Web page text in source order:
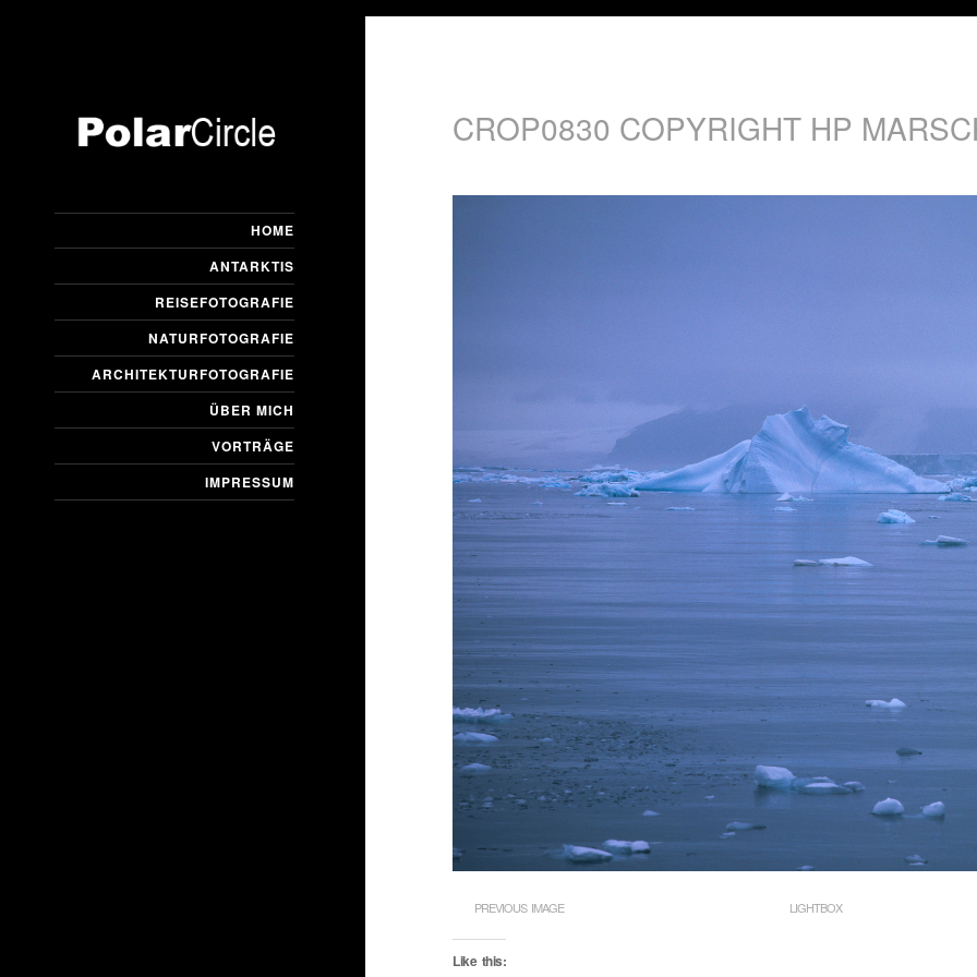
HOME
ANTARKTIS
REISEFOTOGRAFIE
NATURFOTOGRAFIE
ARCHITEKTURFOTOGRAFIE
ÜBER MICH
VORTRÄGE
IMPRESSUM
CROP0830 COPYRIGHT HP
PREVIOUS IMAGE LIGHTBOX
Like this: